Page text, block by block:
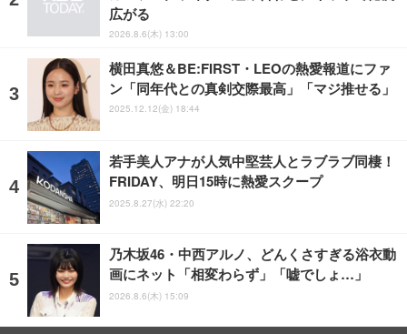
広がる
2026.8.6(木) 13:00
横田真悠＆BE:FIRST・LEOの熱愛報道にファ
ン「同年代との真剣交際最高」「マジ推せる」
2025.12.12(金) 18:44
若手美人アナが人気中堅芸人とラブラブ同棲！
FRIDAY、明日15時に熱愛スクープ
2025.8.27(水) 22:20
乃木坂46・中西アルノ、どんくさすぎる浴衣動
画にネット「相変わらず」「嘘でしょ…」
2026.8.6(木) 15:09